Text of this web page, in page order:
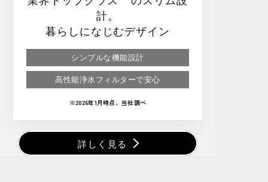
計。
暮らしになじむデザイン
シンプルな機能設計
高性能浄水フィルターで安心
※2026年1月時点、当社調べ
詳しく見る